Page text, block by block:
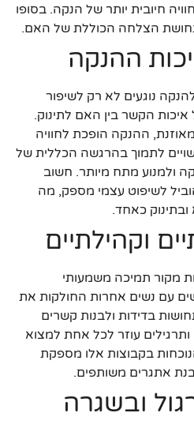
חיובית יותר של הנקה. בסופו
הצלחה הכוללת של האם.
ההנקה
נוגעים לא רק לשיפור
הקשר בין האם לתינוק.
ההנקה הופכת לחוויה
לתמוך בהרגשה הכללית של
ולמנוע מתח מיותר. חשוב
לשיפוט עצמי מספק, מה
כאחד.
וקהילתיים
מקור תמיכה משמעותי
עם נשים אחרות החולקות את
בדידות ולבנות קשרים
ותרגילים עוזר לכל אחת למצוא
בקבוצות אלו מספקת
אתגרים משותפים.
ובשגרה